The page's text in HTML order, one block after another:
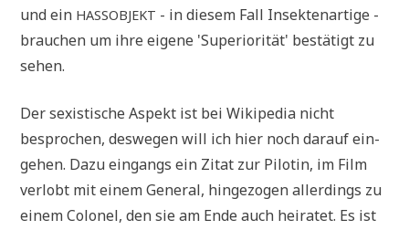
und ein HASSOBJEKT - in die­sem Fall Insek­ten­ar­ti­ge -
brau­chen um ihre eige­ne 'Supe­rio­ri­tät' bestä­tigt zu
sehen.
Der sexi­sti­sche Aspekt ist bei Wiki­pe­dia nicht
bespro­chen, des­we­gen will ich hier noch dar­auf ein­
ge­hen. Dazu ein­gangs ein Zitat zur Pilo­tin, im Film
ver­lobt mit einem Gene­ral, hin­ge­zo­gen aller­dings zu
einem Colo­nel, den sie am Ende auch hei­ra­tet. Es ist